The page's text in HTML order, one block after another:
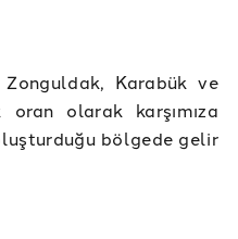
Karabük ve
olarak karşımıza
bölgede gelir